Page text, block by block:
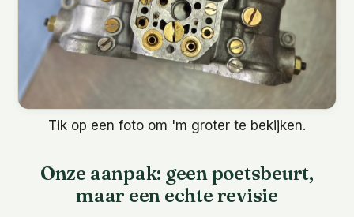
Tik op een foto om 'm groter te bekijken.
Onze aanpak: geen poetsbeurt,
maar een echte revisie